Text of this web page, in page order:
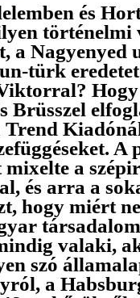
és
történelmi
a Nagyenyed
türk
Hogy
Brüsszel
a
és arra a
hogy miért
valaki,
szó
a